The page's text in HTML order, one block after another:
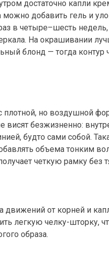
достаточно капли
добавить гель и
в четыре–шесть
На окрашивании
блонд — тогда контур
плотной, но воздушной
безжизненно:
будто сами собой.
объема тонким
четкую рамку без
движений от корней и
легкую челку-шторку,
образа.